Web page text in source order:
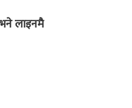
भने लाइनमै